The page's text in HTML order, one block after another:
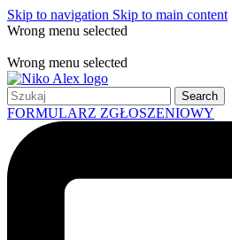
Skip to navigation Skip to main content
Wrong menu selected
Wrong menu selected
Search
FORMULARZ ZGŁOSZENIOWY